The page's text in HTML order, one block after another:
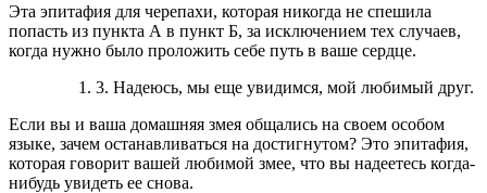
Эта эпитафия для черепахи, которая никогда не спешила
попасть из пункта А в пункт Б, за исключением тех случаев,
когда нужно было проложить себе путь в ваше сердце.
3. Надеюсь, мы еще увидимся, мой любимый друг.
Если вы и ваша домашняя змея общались на своем особом
языке, зачем останавливаться на достигнутом? Это эпитафия,
которая говорит вашей любимой змее, что вы надеетесь когда-
нибудь увидеть ее снова.